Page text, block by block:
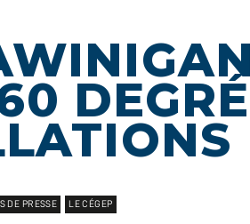
DE PRESSE LE CÉGEP